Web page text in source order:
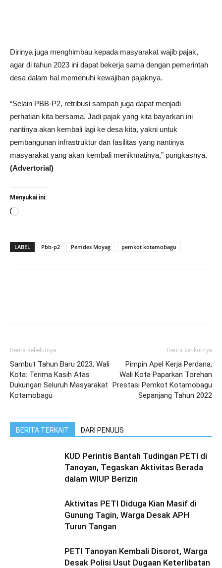
Dirinya juga menghimbau kepada masyarakat wajib pajak,
agar di tahun 2023 ini dapat bekerja sama dengan pemerintah
desa dalam hal memenuhi kewajiban pajaknya.
“Selain PBB-P2, retribusi sampah juga dapat menjadi
perhatian kita bersama. Jadi pajak yang kita bayarkan ini
nantinya akan kembali lagi ke desa kita, yakni untuk
pembangunan infrastruktur dan fasilitas yang nantinya
masyarakat yang akan kembali menikmatinya,” pungkasnya.
(Advertorial)
Menyukai ini:
Memuat...
LABEL Pbb-p2 Pemdes Moyag pemkot kotamobagu
Berita sebelumya
Sambut Tahun Baru 2023, Wali
Kota: Terima Kasih Atas
Dukungan Seluruh Masyarakat
Kotamobagu
Berita berikutnya
Pimpin Apel Kerja Perdana,
Wali Kota Paparkan Torehan
Prestasi Pemkot Kotamobagu
Sepanjang Tahun 2022
BERITA TERKAIT DARI PENULIS
KUD Perintis Bantah Tudingan PETI di
Tanoyan, Tegaskan Aktivitas Berada
dalam WIUP Berizin
Aktivitas PETI Diduga Kian Masif di
Gunung Tagin, Warga Desak APH
Turun Tangan
PETI Tanoyan Kembali Disorot, Warga
Desak Polisi Usut Dugaan Keterlibatan